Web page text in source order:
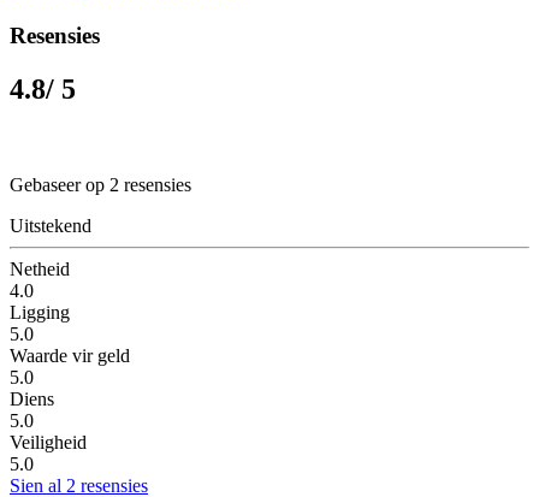
Resensies
4.8/ 5
Gebaseer op 2 resensies
Uitstekend
Netheid
4.0
Ligging
5.0
Waarde vir geld
5.0
Diens
5.0
Veiligheid
5.0
Sien al 2 resensies